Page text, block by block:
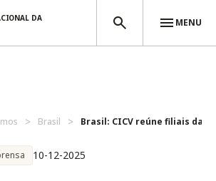
DA
MENU
Brasil Brasil: CICV reúne filiais da
10-12-2025